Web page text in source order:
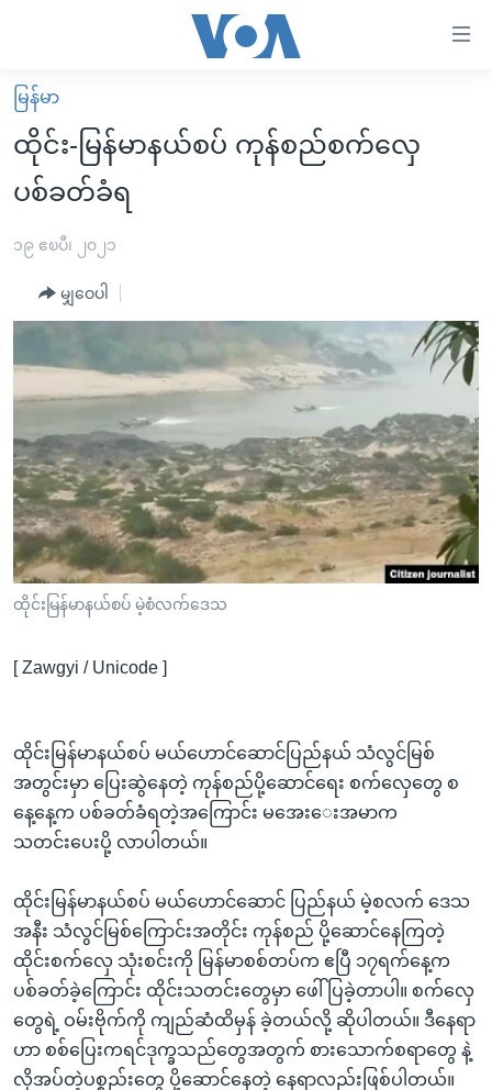
လွယ်ကူ
စေ
သည့်
များ
အကြောင်းအရာ
ရန်
ပင်မ
အ
ညွန်း
စာမျက်နှာ
သို့
ကျော်
ရန်
နေရာ
သို့
ကျော်
ရန်
မူလစာမျက်နှာ
မြန်မာ
ကမ္ဘာ့သတင်းများ
နိုင်ငံတကာ
ရပ်ဝန်းတခု လမ်းတခု အလွန်
အမေရိကန်သုံးအီဒီယံ
မကြေးမုံရဲ့ အင်္ဂလိပ်စာ
ရုပ်ရှင်ထဲက အင်္ဂလိပ်စာ
သုတပဒေသာ အင်္ဂလိပ်စာ
အပတ်စဉ်ကဏ္ဍများ
ရေဒီယို
တီဗွီ
ရေဒီယိုနှင့်ရုပ်သံ အချက်အလက်များ
ရေဒီယို/တီဗွီအစီအစဉ်
Learning English
ဗွီအိုအေ လူမှုကွန်ယက်များ
မြန်မာ
ထိုင်း-မြန်မာနယ်စပ် ကုန်စည်စက်လှေ
ပစ်ခတ်ခံရ
၁၉ ဧၿပီ၊ ၂၀၂၁
မျှဝေပါ
ထိုင်းမြန်မာနယ်စပ် မဲ့စံလက်ဒေသ
[ Zawgyi / Unicode ]
ထိုင်းမြန်မာနယ်စပ် မယ်ဟောင်ဆောင်ပြည်နယ် သံလွင်မြစ်
အတွင်းမှာ ပြေးဆွဲနေတဲ့ ကုန်စည်ပို့ဆောင်ရေး စက်လှေတွေ စ
နေ့နေ့က ပစ်ခတ်ခံရတဲ့အကြောင်း မအေးေးအမာက
သတင်းပေးပို့ လာပါတယ်။
ထိုင်းမြန်မာနယ်စပ် မယ်ဟောင်ဆောင် ပြည်နယ် မဲ့စလက် ဒေသ
အနီး သံလွင်မြစ်ကြောင်းအတိုင်း ကုန်စည် ပို့ဆောင်နေကြတဲ့
ထိုင်းစက်လှေ သုံးစင်းကို မြန်မာစစ်တပ်က ဧပြီ ၁၇ရက်နေ့က
ပစ်ခတ်ခဲ့ကြောင်း ထိုင်းသတင်းတွေမှာ ဖေါ်ပြခဲ့တာပါ။ စက်လှေ
တွေရဲ့ ဝမ်းဗိုက်ကို ကျည်ဆံထိမှန် ခဲ့တယ်လို့ ဆိုပါတယ်။ ဒီနေရာ
ဟာ စစ်ပြေးကရင်ဒုက္ခသည်တွေအတွက် စားသောက်စရာတွေ နဲ့
လိုအပ်တဲ့ပစ္စည်းတွေ ပို့ဆောင်နေတဲ့ နေရာလည်းဖြစ်ပါတယ်။